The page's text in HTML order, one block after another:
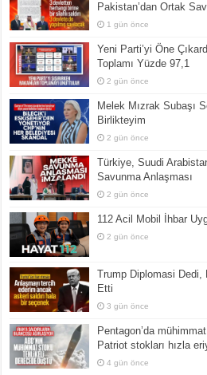
Pakistan’dan Ortak
1 gün önce
Yeni Parti’yi Öne
Toplamı Yüzde 97,1
2 gün önce
Melek Mızrak Subaşı
Birlikteyim
2 gün önce
Türkiye, Suudi
Savunma Anlaşması
2 gün önce
112 Acil Mobil İhbar
2 gün önce
Trump Diplomasi Dedi,
Etti
3 gün önce
Pentagon’da
Patriot stokları hızla
4 gün önce